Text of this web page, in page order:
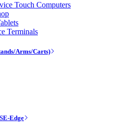
Touch Computers
Terminals
Arms/Carts)
Edge